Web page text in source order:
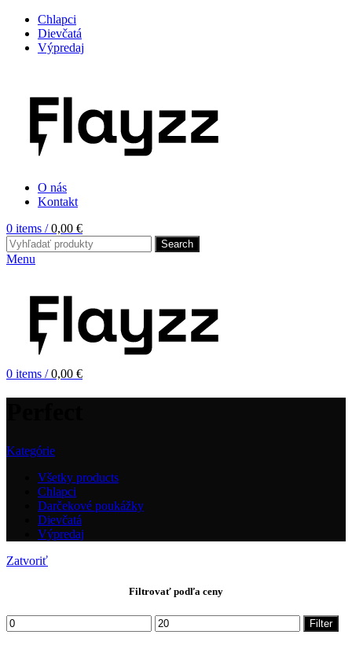
Chlapci
Dievčatá
Výpredaj
O nás
Kontakt
0 items / 0,00 €
Search
Menu
0 items / 0,00 €
Kategórie
Všetky products
Chlapci
Darčekové poukážky
Dievčatá
Výpredaj
Zatvoriť
Filtrovať podľa ceny
Minimálna
cena
Maximálna
cena
Filter